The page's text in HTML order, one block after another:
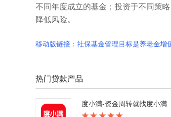
不同年度成立的基金；投资于不同策
降低风险。
移动版链接：社保基金管理目标是养老金增
热门贷款产品
度小满-资金周转就找度小满